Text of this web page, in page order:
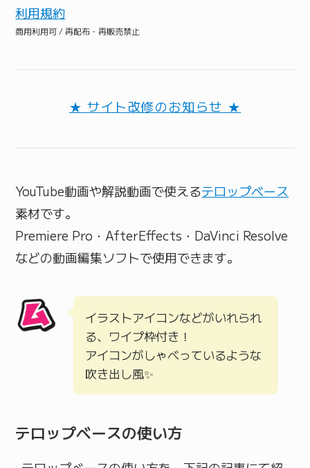
利用規約
商用利用可 / 再配布・再販売禁止
★ サイト改修のお知らせ ★
YouTube動画や解説動画で使えるテロップベース
素材です。
Premiere Pro・AfterEffects・DaVinci Resolve
などの動画編集ソフトで使用できます。
イラストアイコンなどがいれられ
る、ワイプ枠付き！
アイコンがしゃべっているような
吹き出し風✨
テロップベースの使い方